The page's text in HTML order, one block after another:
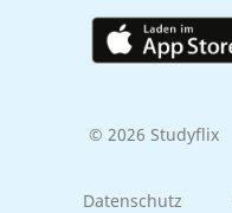
© 2026 Studyflix
Datenschutz